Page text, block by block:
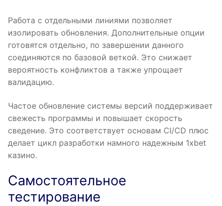
Работа с отдельными линиями позволяет
изолировать обновления. Дополнительные опции
готовятся отдельно, по завершении данного
соединяются по базовой веткой. Это снижает
вероятность конфликтов а также упрощает
валидацию.
Частое обновление системы версий поддерживает
свежесть программы и повышает скорость
сведение. Это соответствует основам CI/CD плюс
делает цикл разработки намного надежным 1xbet
казино.
Самостоятельное
тестирование